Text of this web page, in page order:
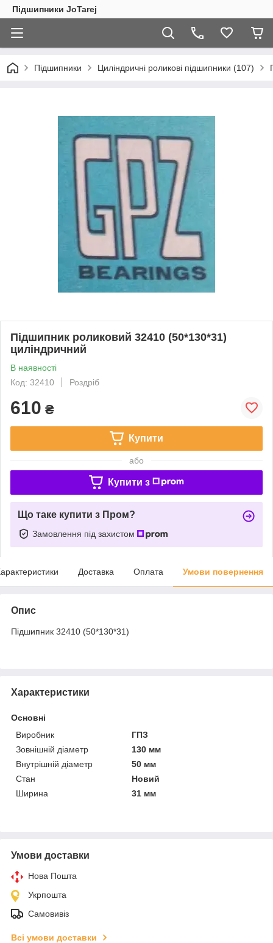
Підшипники JoTarej
Підшипники Циліндричні роликові підшипники (107)
Підшипник роликовий 32410 (50*130*31)
циліндричний
В наявності
Код: 32410
Роздріб
610 ₴
Купити
або
Купити з
Що таке купити з Пром?
Замовлення під захистом
Доставка Оплата Умови повернення
Опис
Підшипник 32410 (50*130*31)
Характеристики
Основні
Виробник
ГПЗ
Зовнішній діаметр
130 мм
Внутрішній діаметр
50 мм
Стан
Новий
Ширина
31 мм
Умови доставки
Нова Пошта
Укрпошта
Самовивіз
Всі умови доставки